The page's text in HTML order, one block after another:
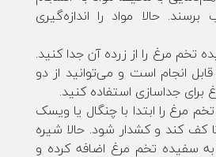
حالا مواد را اندازه‌گیری
تخم مرغ را از زرده آن جدا کنید.
انجام است و می‌توانید از دو
جداسازی استفاده کنید.
مرغ را ابتدا با چنگال یا ویسک
کف کند و کشدار شود. حالا شیره
به سفیده تخم مرغ اضافه کرده و